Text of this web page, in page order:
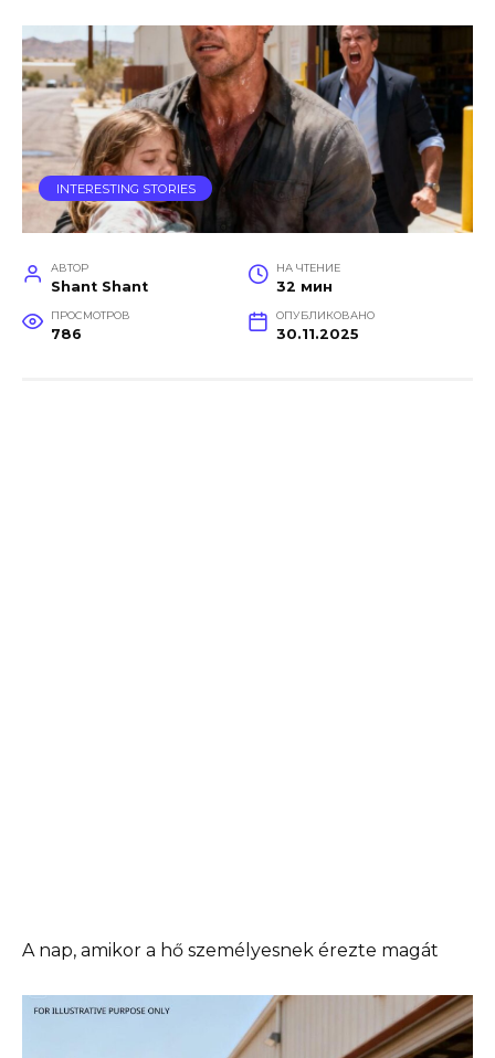
INTERESTING STORIES
АВТОР
Shant Shant
НА ЧТЕНИЕ
32 мин
ПРОСМОТРОВ
786
ОПУБЛИКОВАНО
30.11.2025
A nap, amikor a hő személyesnek érezte magát